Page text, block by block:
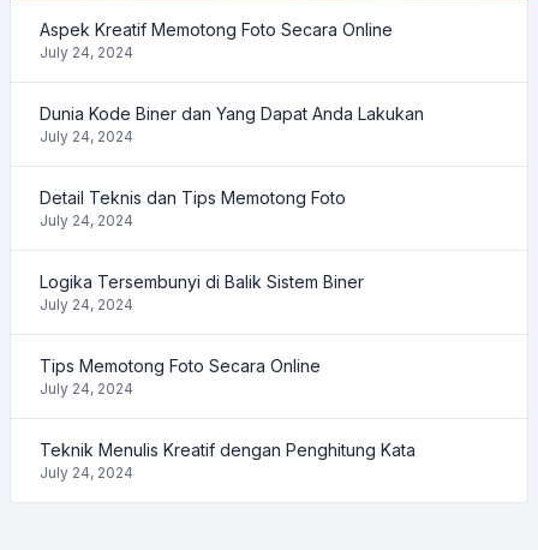
Aspek Kreatif Memotong Foto Secara Online
July 24, 2024
Dunia Kode Biner dan Yang Dapat Anda Lakukan
July 24, 2024
Detail Teknis dan Tips Memotong Foto
July 24, 2024
Logika Tersembunyi di Balik Sistem Biner
July 24, 2024
Tips Memotong Foto Secara Online
July 24, 2024
Teknik Menulis Kreatif dengan Penghitung Kata
July 24, 2024